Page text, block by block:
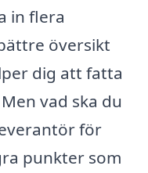
in flera
översikt
dig att fatta
vad ska du
för
punkter som